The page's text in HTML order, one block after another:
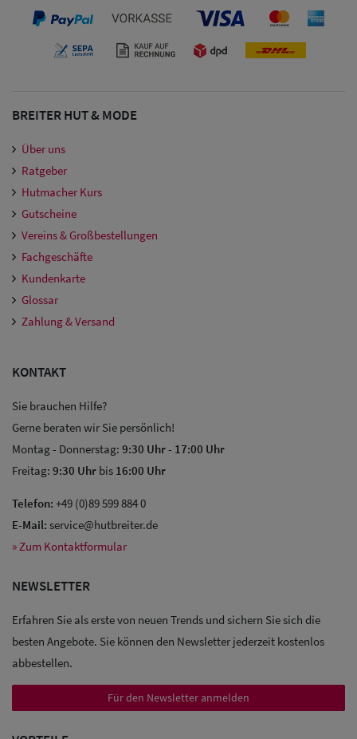
Snapback Caps
Großgrößen
(63-65 cm)
BREITER HUT & MODE
Über uns
Ratgeber
Hutmacher Kurs
Gutscheine
Vereins & Großbestellungen
Fachgeschäfte
Kundenkarte
Glossar
Zahlung & Versand
KONTAKT
Sie brauchen Hilfe?
Gerne beraten wir Sie persönlich!
Montag - Donnerstag: 9:30 Uhr- 17:00 Uhr
Freitag: 9:30 Uhr bis 16:00 Uhr
Telefon: +49 (0)89 599 884 0
E-Mail: service@hutbreiter.de
» Zum Kontaktformular
NEWSLETTER
Erfahren Sie als erste von neuen Trends und sichern Sie sich die
besten Angebote. Sie können den Newsletter jederzeit kostenlos
abbestellen.
Für den Newsletter anmelden